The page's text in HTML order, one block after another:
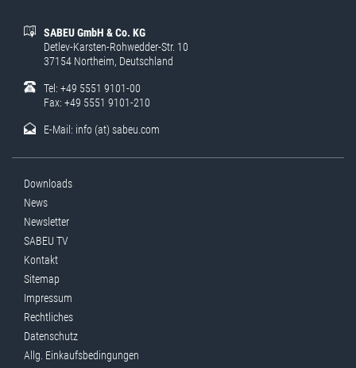
SABEU GmbH & Co. KG
Detlev-Karsten-Rohwedder-Str. 10
37154 Northeim, Deutschland
Tel: +49 5551 9101-00
Fax: +49 5551 9101-210
E-Mail: info (at) sabeu.com
Downloads
News
Newsletter
SABEU TV
Kontakt
Sitemap
Impressum
Rechtliches
Datenschutz
Allg. Einkaufsbedingungen